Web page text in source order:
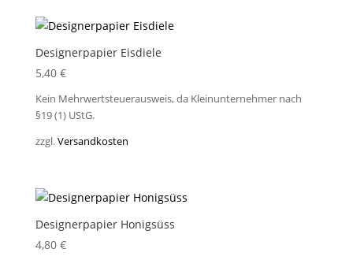
Designerpapier Eisdiele
5,40 €
Kein Mehrwertsteuerausweis, da Kleinunternehmer nach
§19 (1) UStG.
zzgl.Versandkosten
Designerpapier Honigsüss
4,80 €